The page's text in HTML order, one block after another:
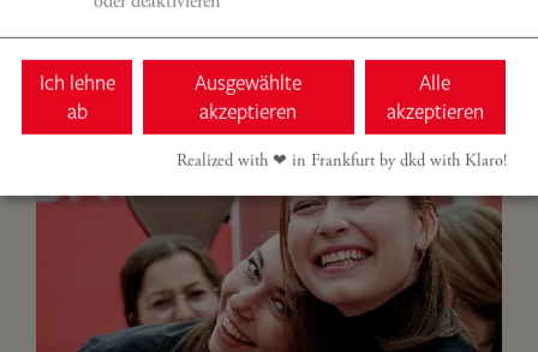
MEHR
Ich lehne
ab
Ausgewählte
akzeptieren
Alle
akzeptieren
Realized with ❤︎ in Frankfurt by dkd with Klaro!